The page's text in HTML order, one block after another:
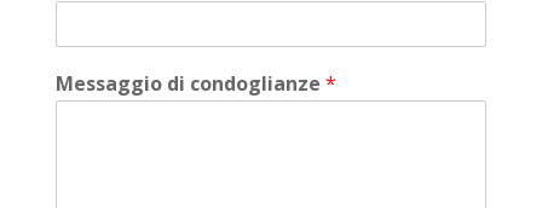
Messaggio di condoglianze *